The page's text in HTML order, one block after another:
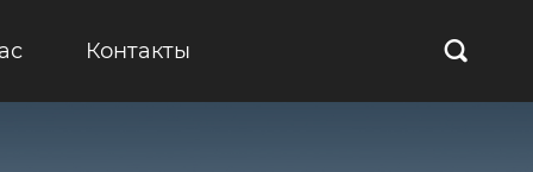
Контакты 